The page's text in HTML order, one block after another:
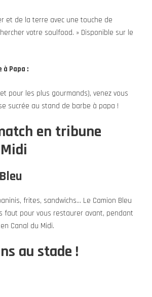
et de la terre avec une touche de
votre soulfood. » Disponible sur le
à Papa :
pour les plus gourmands), venez vous
sucrée au stand de barbe à papa !
en tribune
frites, sandwichs… Le Camion Bleu
faut pour vous restaurer avant, pendant
Canal du Midi.
au stade !